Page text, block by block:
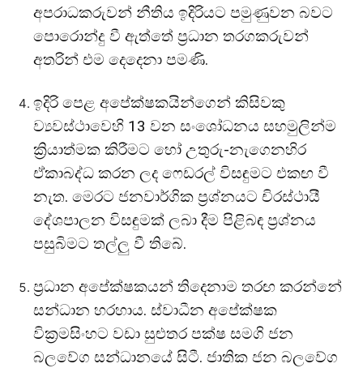
අපරාධකරුවන් නීතිය ඉදිරියට පමුණුවන බවට
පොරොන්දු වී ඇත්තේ ප්‍රධාන තරගකරුවන්
අතරින් එම දෙදෙනා පමණි.
ඉදිරි පෙළ අපේක්ෂකයින්ගෙන් කිසිවකු
ව්‍යවස්ථාවෙහි 13 වන සංශෝධනය සහමුලින්ම
ක්‍රියාත්මක කිරීමට හෝ උතුරු-නැගෙනහිර
ඒකාබද්ධ කරන ලද ෆෙඩරල් විසඳුමට එකඟ වී
නැත. මෙරට ජනවාර්ගික ප්‍රශ්නයට චිරස්ථායී
දේශපාලන විසඳුමක් ලබා දීම පිළිබඳ ප්‍රශ්නය
පසුබිමට තල්ලු වී තිබේ.
ප්‍රධාන අපේක්ෂකයන් තිදෙනාම තරඟ කරන්නේ
සන්ධාන හරහාය. ස්වාධීන අපේක්ෂක
වික්‍රමසිංහට වඩා සුළුතර පක්ෂ සමගි ජන
බලවේග සන්ධානයේ සිටී. ජාතික ජන බලවේග